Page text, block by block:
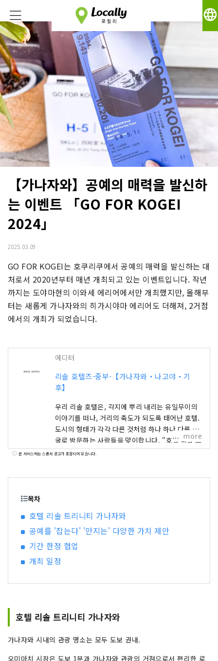
language
【가나자와】공예의 매력을 발신하
는 이벤트 「GO FOR KOGEI
2024」
2025.03.09
GO FOR KOGEI는 호쿠리쿠에서 공예의 매력을 발신하는 대
처로서 2020년부터 매년 개최되고 있는 이벤트입니다. 작년
까지는 도야마현의 이와세 에리어에서만 개최했지만, 올해부
터는 새롭게 가나자와의 히가시야마 에리어도 더해져, 2거점
에서의 개최가 되었습니다.
에디터
리솔 호텔즈-중부-【가나자와・나고야・기
후】
우리 리솔 호텔은, 각지에 뿌리 내리는 유일무이의
이야기를 떠나, 거리의 축도가 되도록 태어난 호텔.
도시의 형태가 각각 다른 것처럼 하나 하나 다른 얼
굴로 방문하는 사람들을 맞이합니다. "호텔 리솔 트
리니티 가나자와" ～이 거리에서밖에 얻을 수 없는
나자와는, 이러한 가나자와만이 가지는 독자적인
매력을 발신해, 문화 계승과 도시 발전의 거점이 되
도록 탄생했습니다. 호텔 리솔 트리니티 가나자와
가 제공하는 것은 여기 밖에없는 전통과 문화에 "연
결" 카가 백만석의 빛으로 가득한 농밀한 시간을 호
텔 리솔 나고야" ～슈트에 운동화인 호텔～ "슈트
JAZZ의 맛을 전관에 흩어져 긴장감과 릴렉스감의
제, 소품에 이르기까지, 디테일 1개 1개까지 고집한
more
본 서비스에는 스폰서 광고가 포함되어 있습니다.
목차
호텔 리솔 트리니티 가나자와
공예를 '잡는다' '만지는' 다양한 가치 제안
기간 한정 협업
개최 일정
호텔 리솔 트리니티 가나자와
가나자와 시내의 관광 명소는 모두 도보 권내.
오미마치 시장은 도보 1분과 가나자와 관광의 거점으로서 편리한 로